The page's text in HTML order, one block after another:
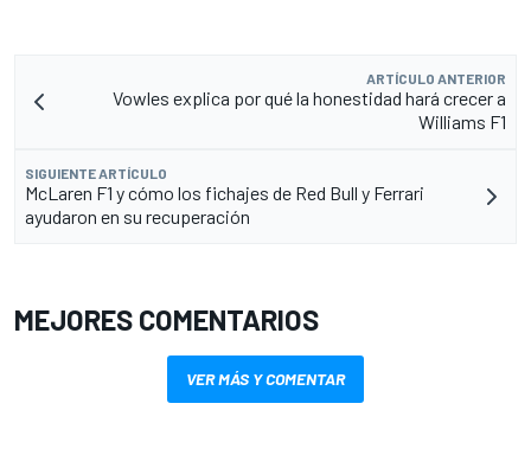
ARTÍCULO ANTERIOR
Vowles explica por qué la honestidad hará crecer a
Williams F1
SIGUIENTE ARTÍCULO
McLaren F1 y cómo los fichajes de Red Bull y Ferrari
ayudaron en su recuperación
MEJORES COMENTARIOS
VER MÁS Y COMENTAR